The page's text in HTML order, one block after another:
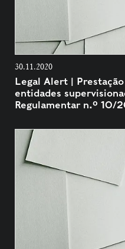
30.11.2020
Legal Alert |
entidades
Regulamentar n.º 10/